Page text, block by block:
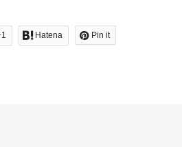
Hatena Pin it